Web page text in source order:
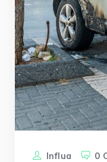
Influa 0